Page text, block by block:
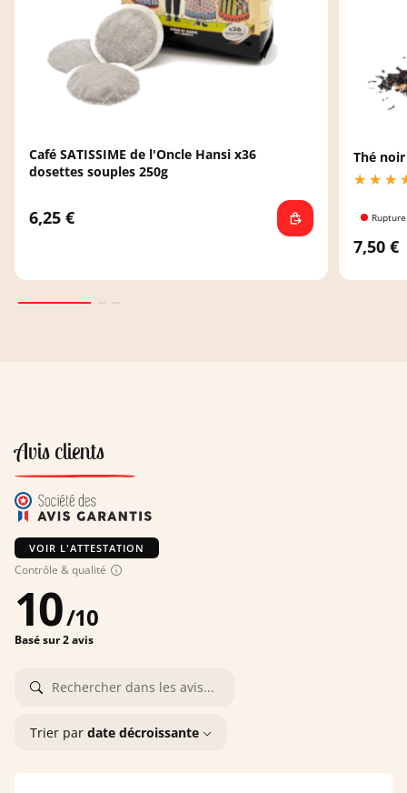
Café SATISSIME de l'Oncle Hansi x36
dosettes souples 250g
6,25 €
Thé
7,50 €
Avis clients
VOIR L'ATTESTATION
Contrôle & qualité
10/10
Basé sur 2 avis
Trier par date décroissante